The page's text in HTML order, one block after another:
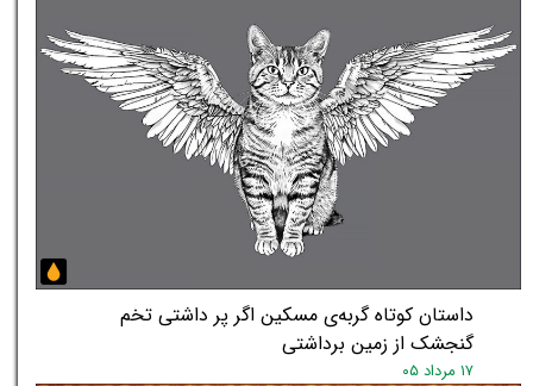
داستان کوتاه گربه‌ی مسکین اگر پر داشتی تخم
گنجشک از زمین برداشتی
۱۷ مرداد ۰۵